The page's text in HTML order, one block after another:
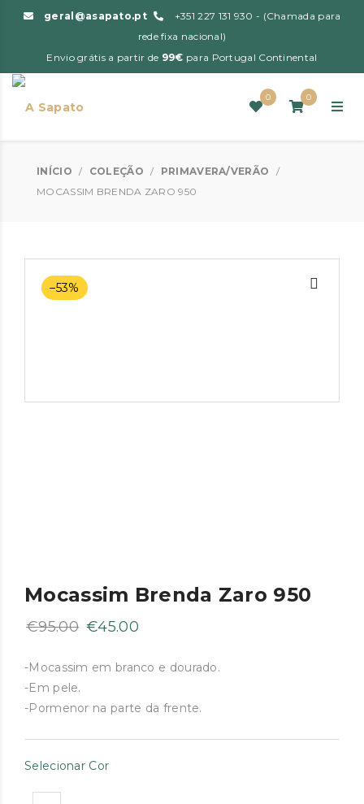
geral@asapato.pt
+351 227 131 930 - (Chamada para
rede fixa nacional)
Envio grátis a partir de 99€ para Portugal Continental
0 0
INÍCIO / COLEÇÃO / PRIMAVERA/VERÃO
/
MOCASSIM BRENDA ZARO 950
–53%
Mocassim Brenda Zaro 950
€95.00 O
original
€95.00.
€45.00
atual
€45.00.
-Mocassim em branco e dourado.
-Em pele.
-Pormenor na parte da frente.
Selecionar Cor